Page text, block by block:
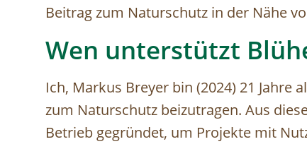
Beitrag zum Naturschutz in der Nähe
Wen unterstützt
Ich, Markus Breyer bin (2024) 21 Jahre
zum Naturschutz beizutragen. Aus
Betrieb gegründet, um Projekte mit